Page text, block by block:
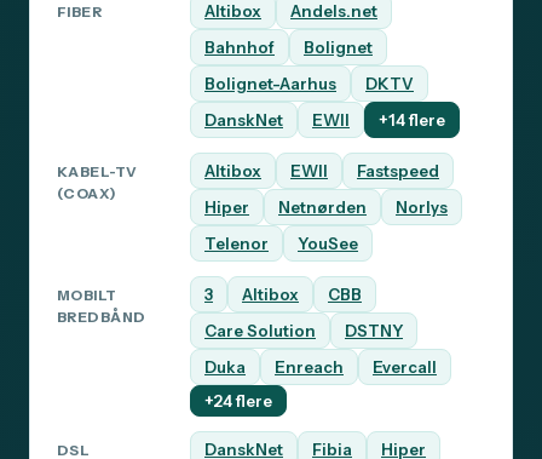
FIBER Altibox
Andels.net
Bahnhof
Bolignet
Bolignet-Aarhus
DKTV
DanskNet
EWII +14 flere
KABEL-TV
(COAX)
Altibox EWII
Fastspeed
Hiper
Netnørden
Norlys
Telenor
YouSee
MOBILT
BREDBÅND
3 Altibox
CBB
Care Solution
DSTNY
Duka
Enreach
Evercall
+24 flere
DSL DanskNet Fibia Hiper